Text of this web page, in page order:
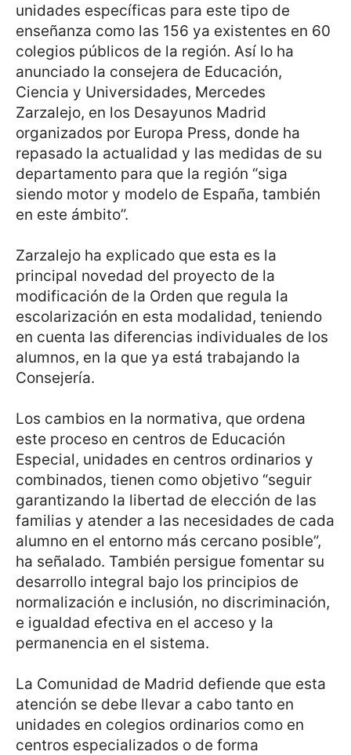
unidades específicas para este tipo de
enseñanza como las 156 ya existentes en 60
colegios públicos de la región. Así lo ha
anunciado la consejera de Educación,
Ciencia y Universidades, Mercedes
Zarzalejo, en los Desayunos Madrid
organizados por Europa Press, donde ha
repasado la actualidad y las medidas de su
departamento para que la región “siga
siendo motor y modelo de España, también
en este ámbito”.
Zarzalejo ha explicado que esta es la
principal novedad del proyecto de la
modificación de la Orden que regula la
escolarización en esta modalidad, teniendo
en cuenta las diferencias individuales de los
alumnos, en la que ya está trabajando la
Consejería.
Los cambios en la normativa, que ordena
este proceso en centros de Educación
Especial, unidades en centros ordinarios y
combinados, tienen como objetivo “seguir
garantizando la libertad de elección de las
familias y atender a las necesidades de cada
alumno en el entorno más cercano posible”,
ha señalado. También persigue fomentar su
desarrollo integral bajo los principios de
normalización e inclusión, no discriminación,
e igualdad efectiva en el acceso y la
permanencia en el sistema.
La Comunidad de Madrid defiende que esta
atención se debe llevar a cabo tanto en
unidades en colegios ordinarios como en
centros especializados o de forma